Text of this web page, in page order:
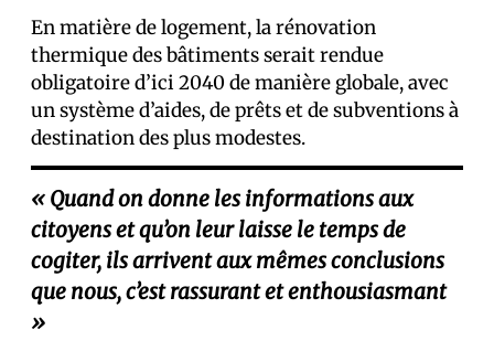
En matière de logement, la rénovation
thermique des bâtiments serait rendue
obligatoire d’ici 2040 de manière globale, avec
un système d’aides, de prêts et de subventions à
destination des plus modestes.
« Quand on donne les informations aux
citoyens et qu’on leur laisse le temps de
cogiter, ils arrivent aux mêmes conclusions
que nous, c’est rassurant et enthousiasmant
»